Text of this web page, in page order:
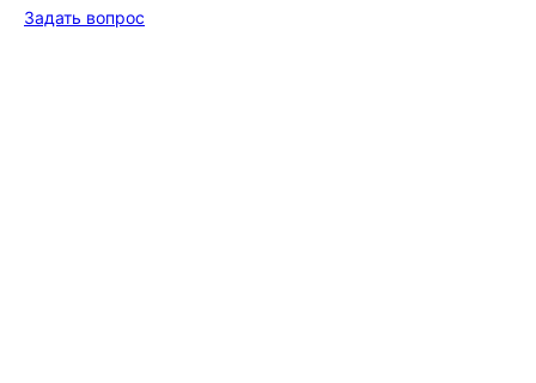
Задать вопрос